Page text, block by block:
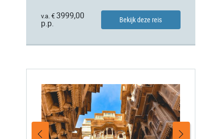
v.a. € 3999,00
p.p.
Bekijk deze reis